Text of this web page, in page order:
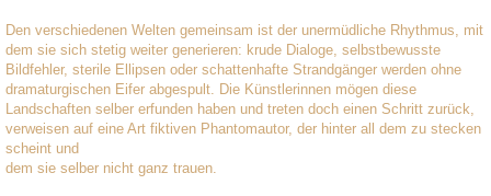
Den verschiedenen Welten gemeinsam ist der unermüdliche Rhythmus, mit
dem sie sich stetig weiter generieren: krude Dialoge, selbstbewusste
Bildfehler, sterile Ellipsen oder schattenhafte Strandgänger werden ohne
dramaturgischen Eifer abgespult. Die Künstlerinnen mögen diese
Landschaften selber erfunden haben und treten doch einen Schritt zurück,
verweisen auf eine Art fiktiven Phantomautor, der hinter all dem zu stecken
scheint und
dem sie selber nicht ganz trauen.